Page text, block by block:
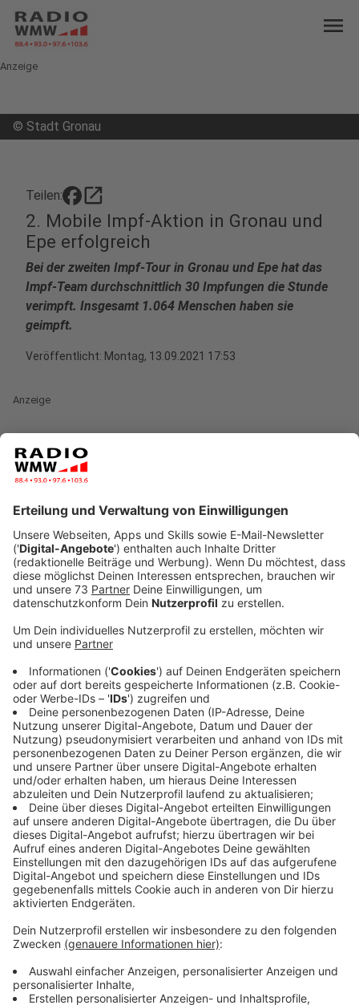
menu
Anzeige
© Stadt Gronau
Teilen: open_in_new
2. Mobile Impf-Aktion in Gronau und
Epe erfolgreich
Bei der zweiten Impf-Tour in Gronau und Epe hat das
Impf-Team durchschnittlich 30 Impfungen die Stunde
verimpft. Insgesamt 1.064 Menschen haben sie
geimpft.
Veröffentlicht: Montag, 13.09.2021 17:53
Anzeige
An 4 Tagen 1.064 Menschen an 11
Standorten geimpft
Anzeige
Die Stadt Gronau hat in Kooperation mit dem
Impfteam um Dr. Woltering, der Freiwilligen Feuerwehr
Gronau, der Feuerwehr Gronau und dem Arbeiter-
Samariter-Bund (ASB) Münster die zweite mobile
Impf-Aktion durchgeführt. An 4 Tagen wurden an 11
Coronavirus geimpft. Bei der ersten Aktion im August
wurden bereits 1.231 Menschen geimpft. Der Ansturm
war so groß, dass am Freitagnachmittag bereits
Impfstoff nachgeordert werden musste. Alle
Beteiligten sind mit dem Ergebnis sehr zufrieden.
„Ich freue mich, dass erneut so viele Menschen
den Weg zu uns gefunden und diese tolle Aktion
genutzt haben. Mein Dank gilt daher all
Denjenigen, die diese Impftouren organisiert und
unterstützt haben!“,
so Bürgermeister Rainer Doetkotte.